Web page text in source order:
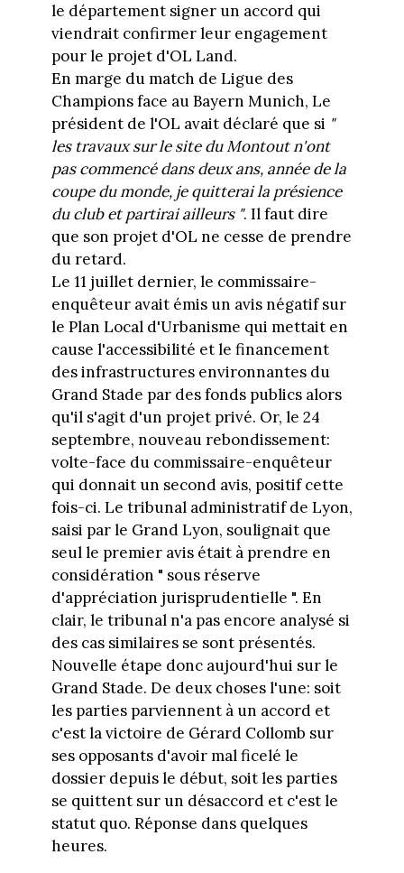
le département signer un accord qui
viendrait confirmer leur engagement
pour le projet d'OL Land.
En marge du match de Ligue des
Champions face au Bayern Munich, Le
président de l'OL avait déclaré que si "
les travaux sur le site du Montout n'ont
pas commencé dans deux ans, année de la
coupe du monde, je quitterai la présience
du club et partirai ailleurs ". Il faut dire
que son projet d'OL ne cesse de prendre
du retard.
Le 11 juillet dernier, le commissaire-
enquêteur avait émis un avis négatif sur
le Plan Local d'Urbanisme qui mettait en
cause l'accessibilité et le financement
des infrastructures environnantes du
Grand Stade par des fonds publics alors
qu'il s'agit d'un projet privé. Or, le 24
septembre, nouveau rebondissement:
volte-face du commissaire-enquêteur
qui donnait un second avis, positif cette
fois-ci. Le tribunal administratif de Lyon,
saisi par le Grand Lyon, soulignait que
seul le premier avis était à prendre en
considération " sous réserve
d'appréciation jurisprudentielle ". En
clair, le tribunal n'a pas encore analysé si
des cas similaires se sont présentés.
Nouvelle étape donc aujourd'hui sur le
Grand Stade. De deux choses l'une: soit
les parties parviennent à un accord et
c'est la victoire de Gérard Collomb sur
ses opposants d'avoir mal ficelé le
dossier depuis le début, soit les parties
se quittent sur un désaccord et c'est le
statut quo. Réponse dans quelques
heures.